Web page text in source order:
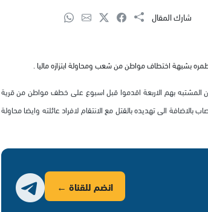
شارك المقال
بشبهة اختطاف مواطن من شعب ومحاولة ابتزازه ماليا .
المشتبه بهم الاربعة اقدموا قبل اسبوع على خطف مواطن من قرية
الى تهديده بالقتل مع الانتقام لافراد عائلته وايضا محاولة
انضم للقناة ←